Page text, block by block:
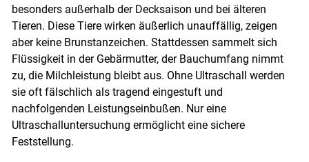
besonders außerhalb der Decksaison und bei älteren
Tieren. Diese Tiere wirken äußerlich unauffällig, zeigen
aber keine Brunstanzeichen. Stattdessen sammelt sich
Flüssigkeit in der Gebärmutter, der Bauchumfang nimmt
zu, die Milchleistung bleibt aus. Ohne Ultraschall werden
sie oft fälschlich als tragend eingestuft und
nachfolgenden Leistungseinbußen. Nur eine
Ultraschalluntersuchung ermöglicht eine sichere
Feststellung.